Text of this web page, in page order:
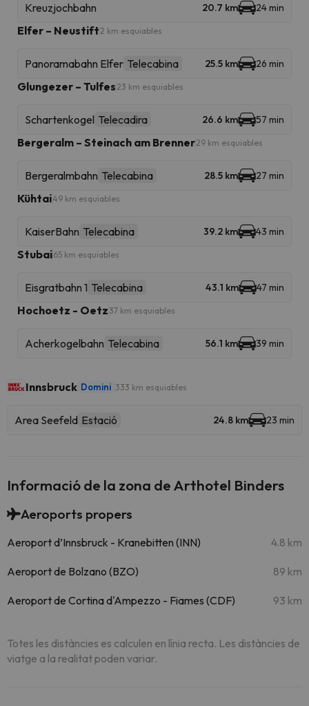
Kreuzjochbahn 20.7 km 24 min
Elfer – Neustift 2 km esquiables
Panoramabahn Elfer Telecabina 25.5 km 26 min
Glungezer – Tulfes 23 km esquiables
Schartenkogel Telecadira 26.6 km 57 min
Bergeralm – Steinach am Brenner29 km esquiables
Bergeralmbahn Telecabina 28.5 km 27 min
Kühtai49 km esquiables
KaiserBahn Telecabina 39.2 km 43 min
Stubai65 km esquiables
Eisgratbahn 1 Telecabina 43.1 km 47 min
Hochoetz - Oetz 37 km esquiables
Acherkogelbahn Telecabina 56.1 km 39 min
Innsbruck Domini 333 km esquiables
Area Seefeld Estació 24.8 km 23 min
Informació de la zona de Arthotel Binders
Aeroports propers
Aeroport d’Innsbruck - Kranebitten (INN) 4.8 km
Aeroport de Bolzano (BZO) 89 km
Aeroport de Cortina d'Ampezzo - Fiames (CDF) 93 km
Totes les distàncies es calculen en línia recta. Les distàncies de
viatge a la realitat poden variar.